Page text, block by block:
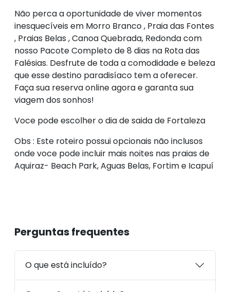
Não perca a oportunidade de viver momentos
inesquecíveis em Morro Branco , Praia das Fontes
, Praias Belas , Canoa Quebrada, Redonda com
nosso Pacote Completo de 8 dias na Rota das
Falésias. Desfrute de toda a comodidade e beleza
que esse destino paradisíaco tem a oferecer.
Faça sua reserva online agora e garanta sua
viagem dos sonhos!
Voce pode escolher o dia de saida de Fortaleza
Obs : Este roteiro possui opcionais não inclusos
onde voce pode incluir mais noites nas praias de
Aquiraz- Beach Park, Aguas Belas, Fortim e Icapuí
Perguntas frequentes
O que está incluído?